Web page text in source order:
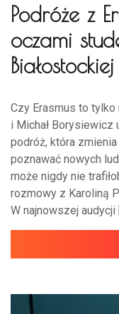
Podróże z
oczami
Białostockiej
Czy Erasmus to tylko
i Michał Borysiewicz
podróż, która
poznawać nowych
może nigdy nie
rozmowy z Karoliną
W najnowszej audycji